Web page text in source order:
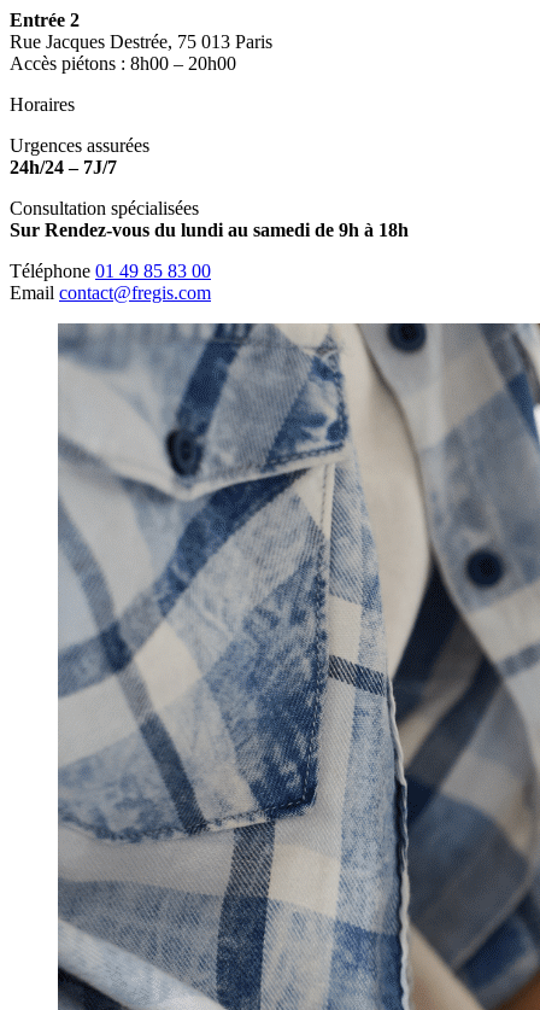
Entrée 2
Rue Jacques Destrée, 75 013 Paris
Accès piétons : 8h00 – 20h00
Horaires
Urgences assurées
24h/24 – 7J/7
Consultation spécialisées
Sur Rendez-vous du lundi au samedi de 9h à 18h
Téléphone 01 49 85 83 00
Email contact@fregis.com